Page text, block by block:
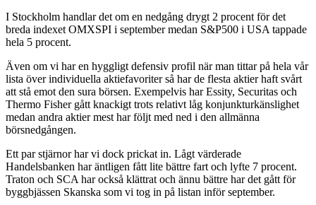
I Stockholm handlar det om en nedgång drygt 2 procent för det
breda indexet OMXSPI i september medan S&P500 i USA tappade
hela 5 procent.
Även om vi har en hyggligt defensiv profil när man tittar på hela vår
lista över individuella aktiefavoriter så har de flesta aktier haft svårt
att stå emot den sura börsen. Exempelvis har Essity, Securitas och
Thermo Fisher gått knackigt trots relativt låg konjunkturkänslighet
medan andra aktier mest har följt med ned i den allmänna
börsnedgången.
Ett par stjärnor har vi dock prickat in. Lågt värderade
Handelsbanken har äntligen fått lite bättre fart och lyfte 7 procent.
Traton och SCA har också klättrat och ännu bättre har det gått för
byggbjässen Skanska som vi tog in på listan inför september.